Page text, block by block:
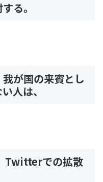
る。
が国の来賓とし
人は、
Twitterでの拡散